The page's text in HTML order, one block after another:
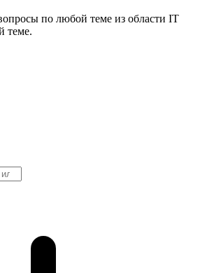
по любой теме из области IT
теме.